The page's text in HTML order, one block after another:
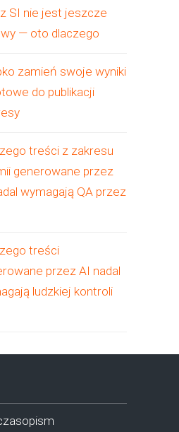
SI nie jest jeszcze
— oto dlaczego
zamień swoje wyniki
do publikacji
treści z zakresu
generowane przez
wymagają QA przez
treści
przez AI nadal
ludzkiej kontroli